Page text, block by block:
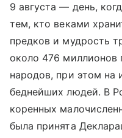
9 августа — день,
тем, кто веками
предков и мудрость
около 476 миллионов
народов, при этом на
беднейших людей. В
коренных
была принята